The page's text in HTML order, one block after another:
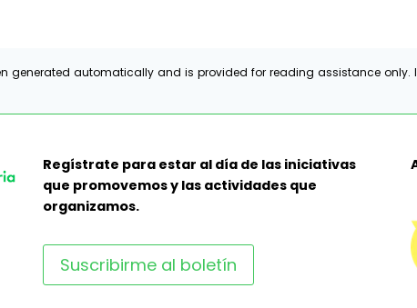
generated automatically and is provided for reading assistance
Regístrate para estar al día de las iniciativas
que promovemos y las actividades que
organizamos.
Suscribirme al boletín